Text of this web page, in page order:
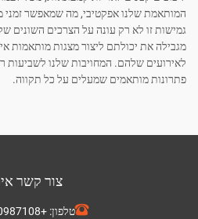
המותאמת שלנו אפקטיבי, מה שמאפשר זמני
גמישות זו לא רק עונה על הצרכים השונים
מגבילה את יכולתם ליצור מצגות מותאמות
לאירועים שלהם. המחויבות שלנו לשביעות
פתרונות מותאמים שמעלים על כל תקווה.
צור קשר
טלפון: +86-13860987108